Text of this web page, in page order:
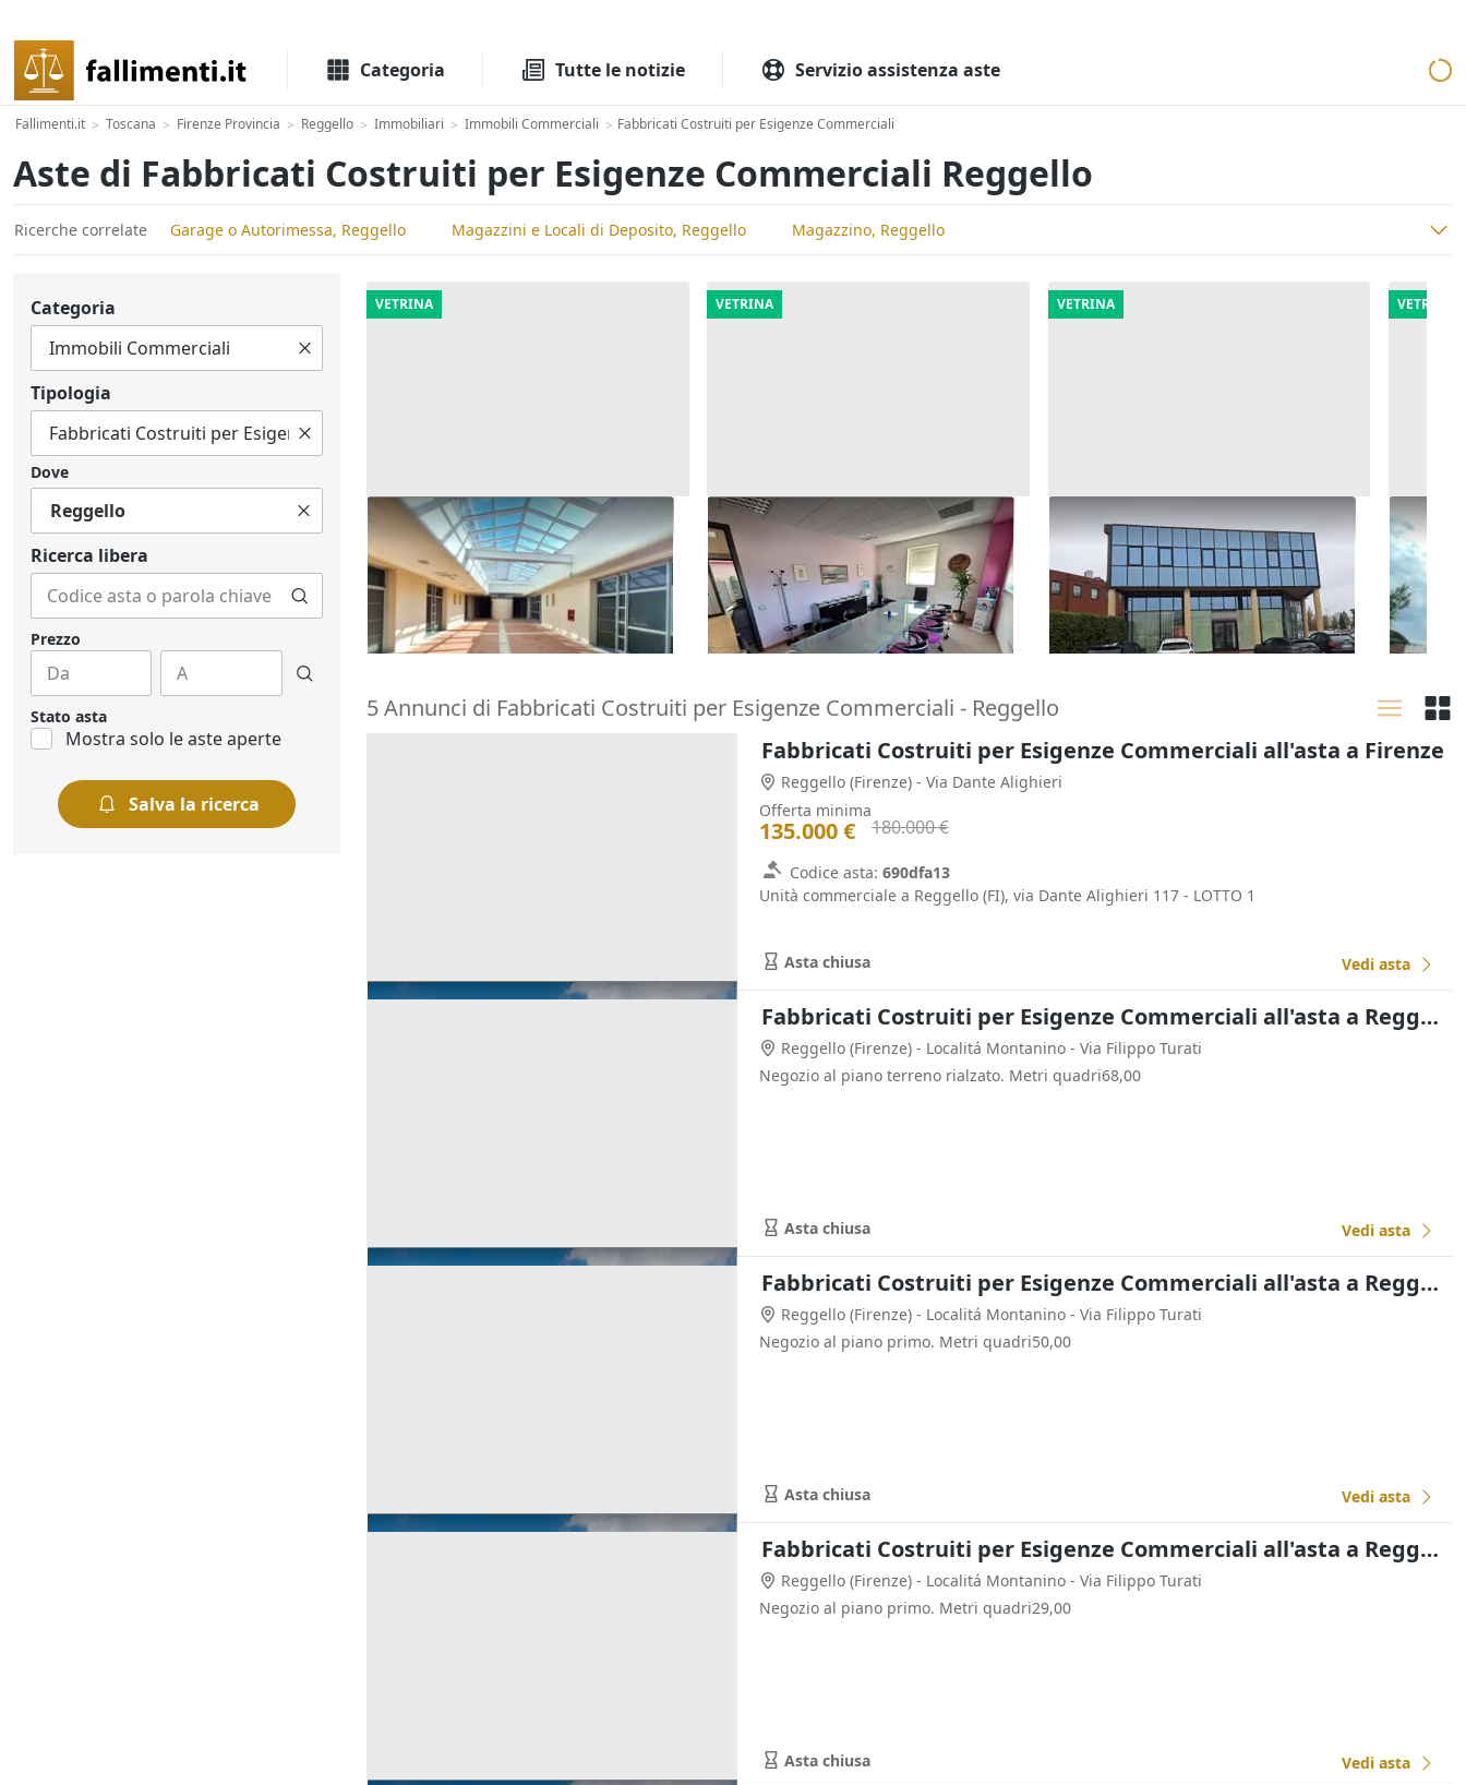
Categoria Tutte le notizie Servizio assistenza aste
Fallimenti.it > Toscana > Firenze Provincia > Reggello > Immobiliari > Immobili Commerciali > Fabbricati Costruiti per Esigenze Commerciali
Aste di Fabbricati Costruiti per Esigenze Commerciali Reggello
Ricerche correlate Garage o Autorimessa, Reggello Magazzini e Locali di Deposito, Reggello Magazzino, Reggello
Categoria
Tipologia
Dove
Reggello
Ricerca libera
Prezzo
Stato asta
Mostra solo le aste aperte
Salva la ricerca
VETRINA
Asta Venti uffici in blocco con
posti auto scoperti
Montelupo Fiorentino (Firenze)
1.062.882 €
25/09/2026
VETRINA
Asta Ufficio con n.2 posti auto
scoperti
Lugo (Ravenna)
218.000 €
29/09/2026
VETRINA
Asta Ufficio con magazzino
San Giuliano Terme (Pisa)
180.525 €
06/11/2026
VETRINA
Asta
con
5 Annunci di Fabbricati Costruiti per Esigenze Commerciali - Reggello
Fabbricati Costruiti per Esigenze Commerciali all'asta a Firenze
Reggello (Firenze) - Via Dante Alighieri
Offerta minima
135.000 € 180.000 €
Codice asta: 690dfa13
Unità commerciale a Reggello (FI), via Dante Alighieri 117 - LOTTO 1
Asta chiusa Vedi asta
Fabbricati Costruiti per Esigenze Commerciali all'asta a Reggello
Reggello (Firenze) - Localitá Montanino - Via Filippo Turati
Negozio al piano terreno rialzato. Metri quadri68,00
Asta chiusa Vedi asta
Fabbricati Costruiti per Esigenze Commerciali all'asta a Reggello
Reggello (Firenze) - Localitá Montanino - Via Filippo Turati
Negozio al piano primo. Metri quadri50,00
Asta chiusa Vedi asta
Fabbricati Costruiti per Esigenze Commerciali all'asta a Reggello
Reggello (Firenze) - Localitá Montanino - Via Filippo Turati
Negozio al piano primo. Metri quadri29,00
Asta chiusa Vedi asta